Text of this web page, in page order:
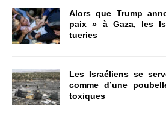
Alors que Trump
paix » à Gaza, les
tueries
Les Israéliens se
comme d’une
toxiques